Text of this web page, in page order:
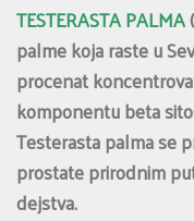
TESTERASTA PALMA
palme koja raste u
procenat
komponentu beta
Testerasta palma se
prostate prirodnim
dejstva.